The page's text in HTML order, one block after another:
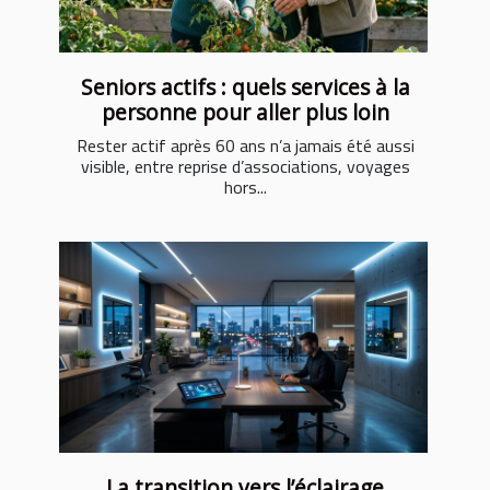
Seniors actifs : quels services à la
personne pour aller plus loin
Rester actif après 60 ans n’a jamais été aussi
visible, entre reprise d’associations, voyages
hors...